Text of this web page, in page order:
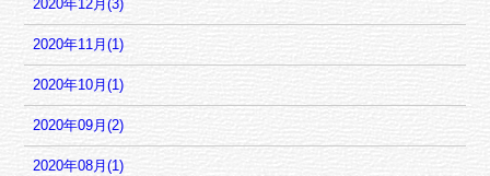
2020年12月(3)
2020年11月(1)
2020年10月(1)
2020年09月(2)
2020年08月(1)